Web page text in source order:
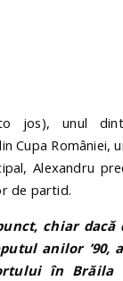
jos), unul
Cupa României,
Alexandru
de partid.
chiar dacă
anilor
în